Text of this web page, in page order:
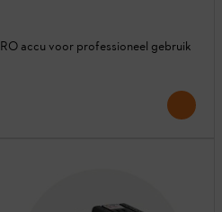
accu voor professioneel gebruik